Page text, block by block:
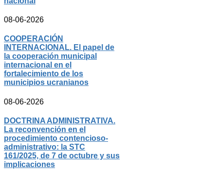
08-06-2026
COOPERACIÓN
INTERNACIONAL. El papel de
la cooperación municipal
internacional en el
fortalecimiento de los
municipios ucranianos
08-06-2026
DOCTRINA ADMINISTRATIVA.
La reconvención en el
procedimiento contencioso-
administrativo: la STC
161/2025, de 7 de octubre y sus
implicaciones